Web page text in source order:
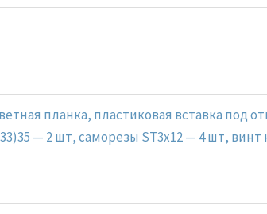
планка, пластиковая вставка под
— 2 шт, саморезы ST3x12 — 4 шт,